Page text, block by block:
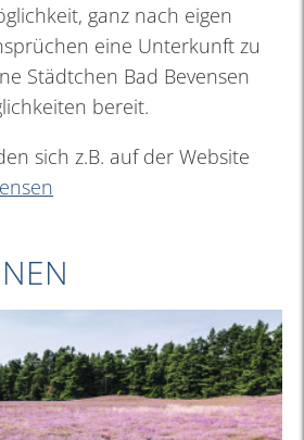
ganz nach eigen
eine Unterkunft zu
Städtchen Bad Bevensen
bereit.
sich z.B. auf der Website